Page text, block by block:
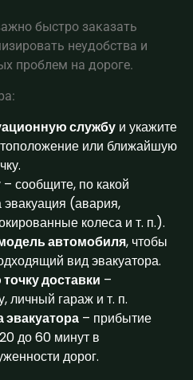
быстро заказать
неудобства и
проблем на дороге.
службу и укажите
или ближайшую
– сообщите, по какой
(авария,
колеса и т. п.).
автомобиля, чтобы
вид эвакуатора.
доставки –
личный гараж и т. п.
– прибытие
до 60 минут в
дорог.